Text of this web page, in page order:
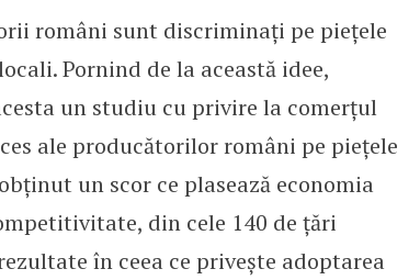
pe piețele UE?
români sunt discriminați pe piețele
Pornind de la această idee,
un studiu cu privire la comerțul
ale producătorilor români pe piețele
un scor ce plasează economia
din cele 140 de țări
în ceea ce privește adoptarea